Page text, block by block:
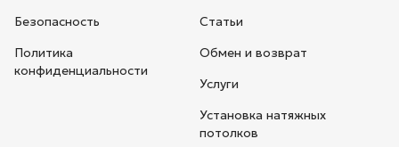
Безопасность
Политика
конфиденциальности
Статьи
Обмен и возврат
Услуги
Установка натяжных
потолков